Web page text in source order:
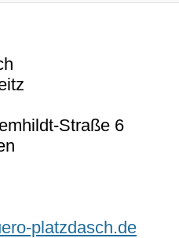
Straße 6
platzdasch.de